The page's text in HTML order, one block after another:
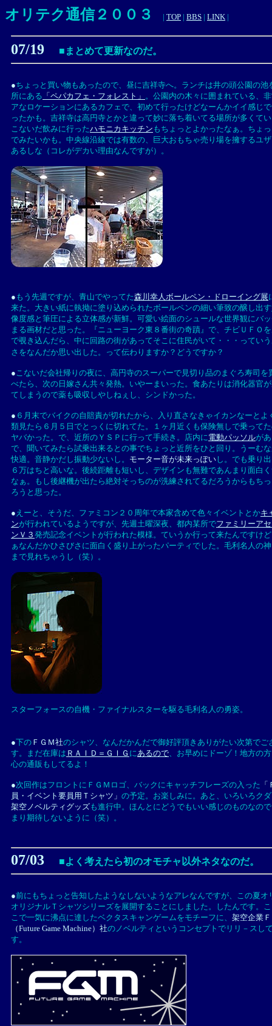
オリテク通信２００３ | TOP | BBS | LINK |
07/19 ■まとめて更新なのだ。
●ちょっと買い物もあったので、昼に吉祥寺へ。ランチは井の頭公園の池
所にある 「ペパカフェ・フォレスト」 。公園内の木々に囲まれている、
アなロケーションにあるカフェで、初めて行ったけどなーんかイイ感じ
ったかも。吉祥寺は高円寺とかと違って妙に落ち着いてる場所が多くて
こないだ飲みに行ったハモニカキッチン もちょっとよかったなぁ。ちょ
でみたいかも。中央線沿線では有数の、巨大おもちゃ売り場を擁するユ
あるしな（コレがデカい理由なんですが）。
● もう先週ですが、青山でやってた森川幸人ボールペン・ドローイング展
来た。大きい紙に執拗に塗り込められたボールペンの細い筆致の醸し出
像度感と筆圧による立体感が新鮮。可愛い絵面のシュールな世界観にバ
まる画材だと思った。『ニューヨーク東８番街の奇蹟』で、チビＵＦＯ
で覗き込んだら、中に回路の街があってそこに住民がいて・・・ってい
さをなんだか思い出した。って伝わりますか？どうですか？
●こないだ会社帰りの夜に、高円寺のスーパーで見切り品のまぐろ寿司を
べたら、次の日嫁さん共々発熱。いやーまいった。食あたりは消化器官
てしまうので薬も吸収しやしねぇし、シンドかった。
● ６月末でバイクの自賠責が切れたから、入り直さなきゃイカンなーとよ
類見たら６月５日でとっくに切れてた。１ヶ月近くも保険無しで乗って
ヤバかった。で、近所のＹＳＰに行って手続き。店内に電動パッソルが
で、聞いてみたら試乗出来るとの事でちょっと近所をひと回り。うーむ
快適。音静かだし振動少ないし。 モーター音が未来っぽいし。でも乗り
６万はちと高いな。後続距離も短いし、デザインも無難であんまり面白
なぁ。もし後継機が出たら絶対そっちのが洗練されてるだろうからもち
ろうと思った。
● えーと、そうだ、ファミコン２０周年で本家含めて色々イベントとかキ
ンが行われているようですが、先週土曜深夜、都内某所でファミリーア
ンＶ３ 発売記念イベントが行われた模様。ていうか行って来たんですけ
ぁなんだかひさびさに面白く盛り上がったパーティでした。毛利名人の
まで見れちゃうし（笑）。
スターフォースの自機・ファイナルスターを駆る毛利名人の勇姿。
●下の ＦＧＭ社のシャツ、なんだかんだで御好評頂きありがたい次第でご
す。まだ在庫は ＲＡＩＤ＝ＧＩＧ にあるので、お早めにドーゾ！地方の
心の通販もしてるよ！
●次回作はフロントにＦＧＭロゴ、バックにキャッチフレーズの入った
員・イベント要員用Ｔシャツ」 の予定。お楽しみに。あと、いろいろク
架空ノベルティグッズも進行中。ほんとにどうでもいい感じのものなの
まり期待しないように（笑）。
07/03 ■よく考えたら初のオモチャ以外ネタなのだ。
●前にもちょっと告知したようなしないようなアレなんですが、この夏オ
オリジナルＴシャツシリーズを展開することにしました。したんです。
こで一気に沸点に達したベクタスキャンゲームをモチーフに、 架空企業
（Future Game Machine）社のノベルティというコンセプトでリリ－スし
す。